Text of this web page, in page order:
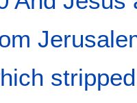
stripped